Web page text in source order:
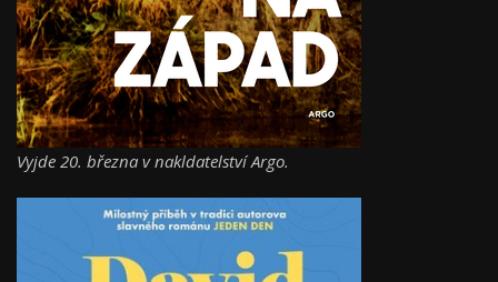
Vyjde 20. března v nakldatelství Argo.